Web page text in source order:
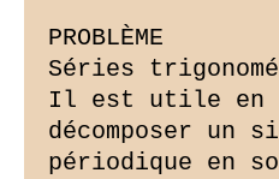
PROBLÈME
Séries
Il est utile en
décomposer un
périodique en